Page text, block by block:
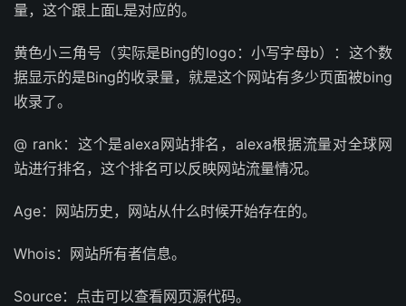
量，这个跟上面L是对应的。
黄色小三角号（实际是Bing的logo：小写字母b）：这个数
据显示的是Bing的收录量，就是这个网站有多少页面被bing
收录了。
@ rank：这个是alexa网站排名，alexa根据流量对全球网
站进行排名，这个排名可以反映网站流量情况。
Age：网站历史，网站从什么时候开始存在的。
Whois：网站所有者信息。
Source：点击可以查看网页源代码。